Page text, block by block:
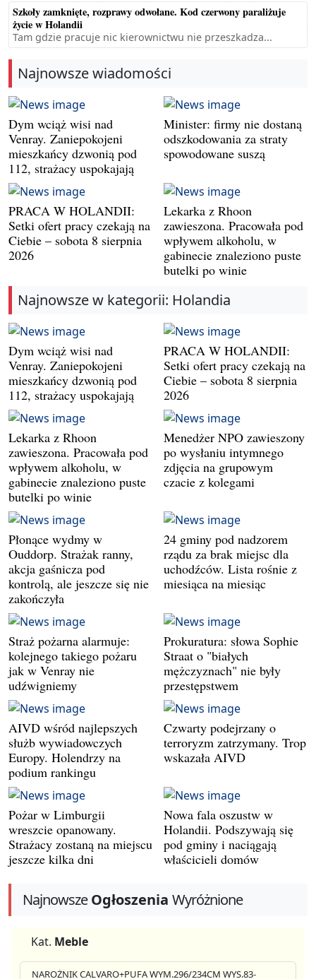
Szkoły zamknięte, rozprawy odwołane. Kod czerwony paraliżuje
życie w Holandii
Tam gdzie pracuje nic kierownictwu nie przeszkadza...
Najnowsze wiadomości
Dym wciąż wisi nad
Venray. Zaniepokojeni
mieszkańcy dzwonią pod
112, strażacy uspokajają
Minister: firmy nie dostaną
odszkodowania za straty
spowodowane suszą
PRACA W HOLANDII:
Setki ofert pracy czekają na
Ciebie – sobota 8 sierpnia
2026
Lekarka z Rhoon
zawieszona. Pracowała pod
wpływem alkoholu, w
gabinecie znaleziono puste
butelki po winie
Najnowsze w kategorii: Holandia
Dym wciąż wisi nad
Venray. Zaniepokojeni
mieszkańcy dzwonią pod
112, strażacy uspokajają
PRACA W HOLANDII:
Setki ofert pracy czekają na
Ciebie – sobota 8 sierpnia
2026
Lekarka z Rhoon
zawieszona. Pracowała pod
wpływem alkoholu, w
gabinecie znaleziono puste
butelki po winie
Menedżer NPO zawieszony
po wysłaniu intymnego
zdjęcia na grupowym
czacie z kolegami
Płonące wydmy w
Ouddorp. Strażak ranny,
akcja gaśnicza pod
kontrolą, ale jeszcze się nie
zakończyła
24 gminy pod nadzorem
rządu za brak miejsc dla
uchodźców. Lista rośnie z
miesiąca na miesiąc
Straż pożarna alarmuje:
kolejnego takiego pożaru
jak w Venray nie
udźwigniemy
Prokuratura: słowa Sophie
Straat o "białych
mężczyznach" nie były
przestępstwem
AIVD wśród najlepszych
służb wywiadowczych
Europy. Holendrzy na
podium rankingu
Czwarty podejrzany o
terroryzm zatrzymany. Trop
wskazała AIVD
Pożar w Limburgii
wreszcie opanowany.
Strażacy zostaną na miejscu
jeszcze kilka dni
Nowa fala oszustw w
Holandii. Podszywają się
pod gminy i naciągają
właścicieli domów
NajnowszeOgłoszenia Wyróżnione
Kat. Meble
NAROŻNIK CALVARO+PUFA WYM.296/234CM WYS.83-